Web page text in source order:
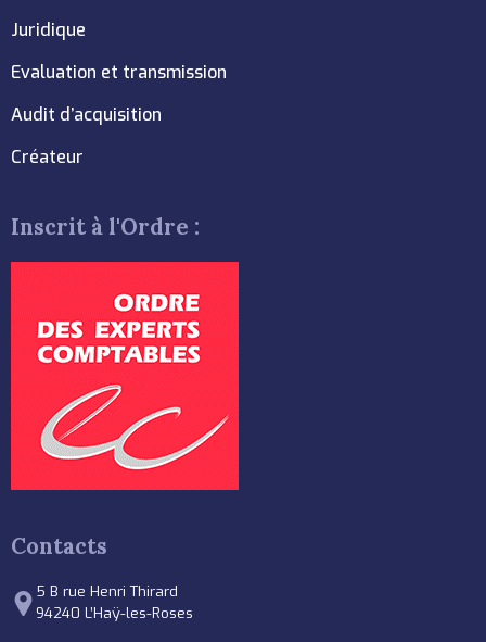
Juridique
Evaluation et transmission
Audit d’acquisition
Créateur
Inscrit à l'Ordre :
Contacts
5 B rue Henri Thirard
94240 L’Haÿ-les-Roses